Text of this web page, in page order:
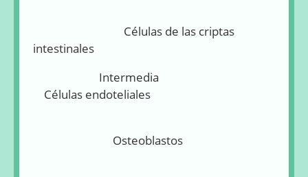
Células de las criptas
intestinales
Intermedia
Células endoteliales
Osteoblastos